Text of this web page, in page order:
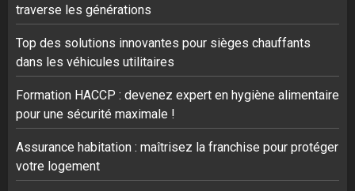
traverse les générations
Top des solutions innovantes pour sièges chauffants
dans les véhicules utilitaires
Formation HACCP : devenez expert en hygiène alimentaire
pour une sécurité maximale !
Assurance habitation : maîtrisez la franchise pour protéger
votre logement